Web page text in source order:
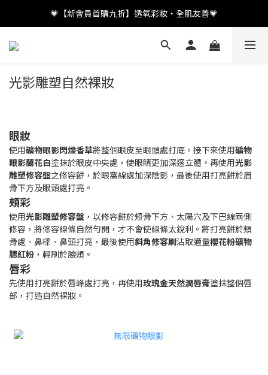
💗【新會員首購九折】透氧彩妝・全肌友善💗
💗【新會員首購九折】透氧彩妝・全肌友善💗
加入LINE好友👤領取百元優惠
光影雕塑自然裸妝
眼妝
使用礦物眼影閃爍香草將整個眼皮至眼頭處打底。接下來使用礦物
眼影蘭花白塗抹於眼皮中央處，使眼睛更加深邃立體。再使用光影
雕塑修容盤之修容餅，於眼窩線處加深陰影，最後使用打亮餅於眉
骨下方及眼頭處打亮。
頰彩
使用光影雕塑修容盤 ，以修容餅於頰骨下方、太陽穴及下巴線兩側
修容，將修容線條自然勻開，才不會使線條太銳利。將打亮餅於頰
骨處、鼻樑、鼻頭打亮，最後使用斜角修容刷沾取適量櫻花粉礦物
腮紅粉 ，輕刷於臉頰。
唇彩
先使用打亮餅於唇峰處打亮，再使用玫瑰金天然潤唇膏塗抹整個唇
部，打造自然裸妝。